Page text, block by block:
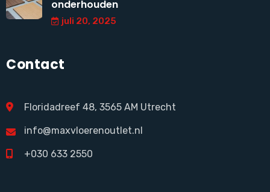
onderhouden
juli 20, 2025
Contact
Floridadreef 48, 3565 AM Utrecht
info@maxvloerenoutlet.nl
+030 633 2550